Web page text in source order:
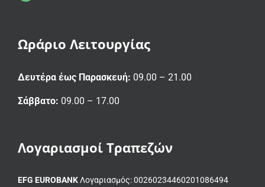
Ωράριο Λειτουργίας
Δευτέρα έως Παρασκευή: 09.00 – 21.00
Σάββατο: 09.00 – 17.00
Λογαριασμοί Τραπεζών
EFG EUROBANK Λογαριασμός: 00260234460201086494